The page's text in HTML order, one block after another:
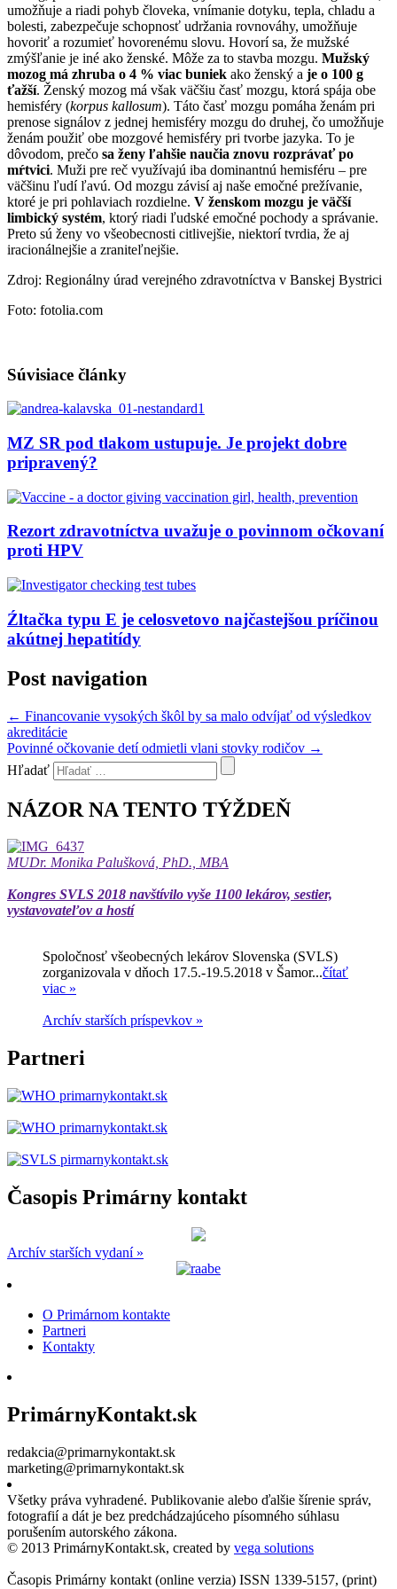
umožňuje a riadi pohyb človeka, vnímanie dotyku, tepla, chladu a
bolesti, zabezpečuje schopnosť udržania rovnováhy, umožňuje
hovoriť a rozumieť hovorenému slovu. Hovorí sa, že mužské
zmýšľanie je iné ako ženské. Môže za to stavba mozgu. Mužský
mozog má zhruba o 4 % viac buniek ako ženský a je o 100 g
ťažší. Ženský mozog má však väčšiu časť mozgu, ktorá spája obe
hemisféry (korpus kallosum). Táto časť mozgu pomáha ženám pri
prenose signálov z jednej hemisféry mozgu do druhej, čo umožňuje
ženám použiť obe mozgové hemisféry pri tvorbe jazyka. To je
dôvodom, prečo sa ženy ľahšie naučia znovu rozprávať po
mŕtvici. Muži pre reč využívajú iba dominantnú hemisféru – pre
väčšinu ľudí ľavú. Od mozgu závisí aj naše emočné prežívanie,
ktoré je pri pohlaviach rozdielne. V ženskom mozgu je väčší
limbický systém, ktorý riadi ľudské emočné pochody a správanie.
Preto sú ženy vo všeobecnosti citlivejšie, niektorí tvrdia, že aj
iracionálnejšie a zraniteľnejšie.
Zdroj: Regionálny úrad verejného zdravotníctva v Banskej Bystrici
Foto: fotolia.com
Súvisiace články
MZ SR pod tlakom ustupuje. Je projekt dobre
pripravený?
Rezort zdravotníctva uvažuje o povinnom očkovaní
proti HPV
Źltačka typu E je celosvetovo najčastejšou príčinou
akútnej hepatitídy
Post navigation
← Financovanie vysokých škôl by sa malo odvíjať od výsledkov
akreditácie
Povinné očkovanie detí odmietli vlani stovky rodičov →
Hľadať
NÁZOR NA TENTO TÝŽDEŇ
MUDr. Monika Palušková, PhD., MBA
Kongres SVLS 2018 navštívilo vyše 1100 lekárov, sestier,
vystavovateľov a hostí
Spoločnosť všeobecných lekárov Slovenska (SVLS)
zorganizovala v dňoch 17.5.-19.5.2018 v Šamor...čítať
viac »
Archív starších príspevkov »
Partneri
Časopis Primárny kontakt
Archív starších vydaní »
O Primárnom kontakte
Partneri
Kontakty
PrimárnyKontakt.sk
redakcia@primarnykontakt.sk
marketing@primarnykontakt.sk
Všetky práva vyhradené. Publikovanie alebo ďalšie šírenie správ,
fotografií a dát je bez predchádzajúceho písomného súhlasu
porušením autorského zákona.
© 2013 PrimárnyKontakt.sk, created by vega solutions
Časopis Primárny kontakt (online verzia) ISSN 1339-5157, (print)